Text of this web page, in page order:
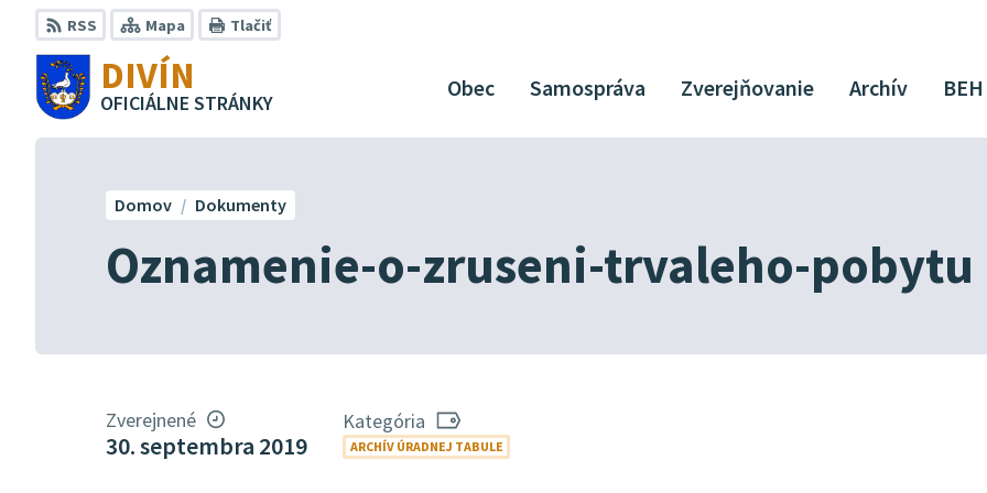
Preskočiť
na
obsah
RSS Mapa Tlačiť
DIVÍN
OFICIÁLNE STRÁNKY
Obec Samospráva Zverejňovanie Archív BEH
Oznamenie-o-zruseni-trvaleho-pobytu
Domov Dokumenty
Zverejnené
30. septembra 2019
Kategória
ARCHÍV ÚRADNEJ TABULE